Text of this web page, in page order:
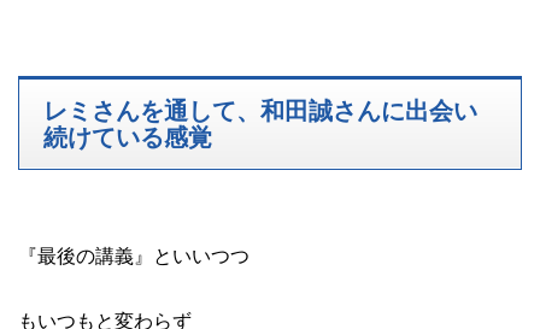
レミさんを通して、和田誠さんに出会い
続けている感覚
『最後の講義』といいつつ
もいつもと変わらず